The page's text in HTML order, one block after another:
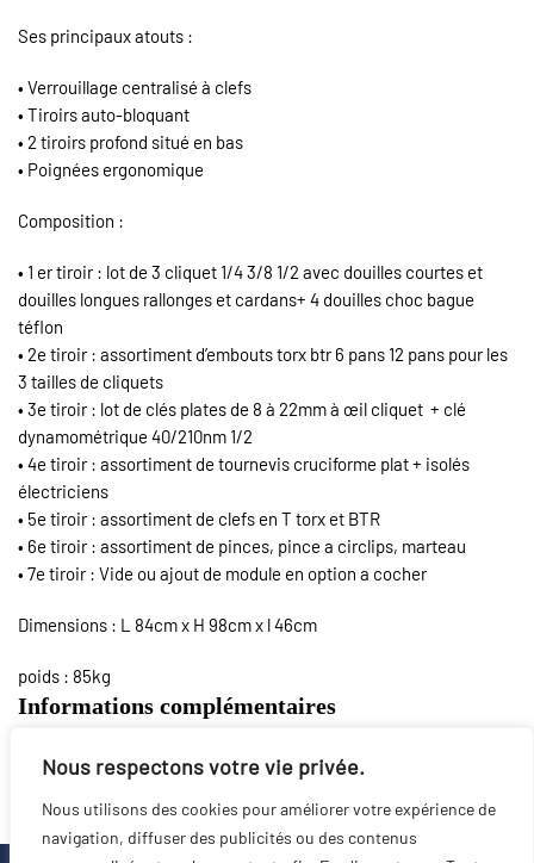
Nous respectons votre vie privée.
Nous utilisons des cookies pour améliorer votre expérience de
navigation, diffuser des publicités ou des contenus
Ses principaux atouts :
• Verrouillage centralisé à clefs
• Tiroirs auto-bloquant
• 2 tiroirs profond situé en bas
• Poignées ergonomique
Composition :
• 1 er tiroir : lot de 3 cliquet 1/4 3/8 1/2 avec douilles courtes et
douilles longues rallonges et cardans+ 4 douilles choc bague
téflon
• 2e tiroir : assortiment d’embouts torx btr 6 pans 12 pans pour les
3 tailles de cliquets
• 3e tiroir : lot de clés plates de 8 à 22mm à œil cliquet + clé
dynamométrique 40/210nm 1/2
• 4e tiroir : assortiment de tournevis cruciforme plat + isolés
électriciens
• 5e tiroir : assortiment de clefs en T torx et BTR
• 6e tiroir : assortiment de pinces, pince a circlips, marteau
• 7e tiroir : Vide ou ajout de module en option a cocher
Dimensions : L 84cm x H 98cm x l 46cm
poids : 85kg
Informations complémentaires
Poids 80 kg